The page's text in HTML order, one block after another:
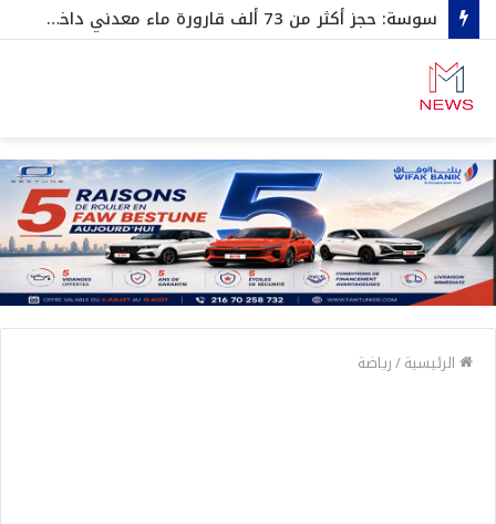
سوسة: حجز أكثر من 73 ألف قارورة ماء معدني داخل مخزن عشوائي
الرئيسية/رياضة